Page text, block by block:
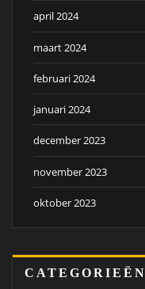
april 2024
maart 2024
februari 2024
januari 2024
december 2023
november 2023
oktober 2023
CATEGORIEËN